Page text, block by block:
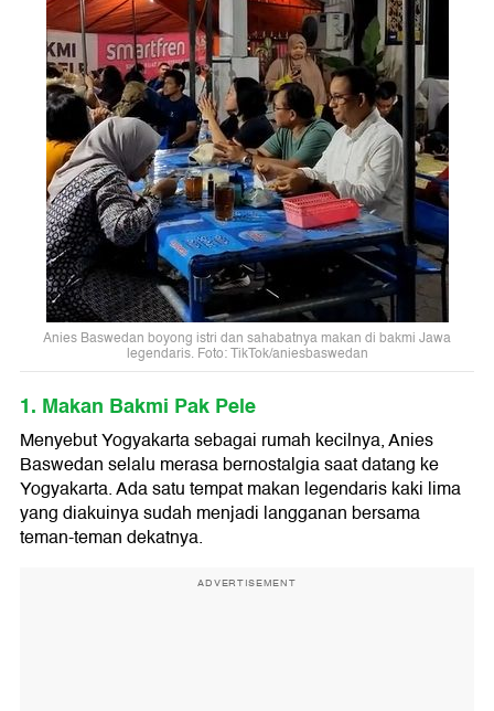
Anies Baswedan boyong istri dan sahabatnya makan di bakmi Jawa
legendaris. Foto: TikTok/aniesbaswedan
1. Makan Bakmi Pak Pele
Menyebut Yogyakarta sebagai rumah kecilnya, Anies
Baswedan selalu merasa bernostalgia saat datang ke
Yogyakarta. Ada satu tempat makan legendaris kaki lima
yang diakuinya sudah menjadi langganan bersama
teman-teman dekatnya.
ADVERTISEMENT